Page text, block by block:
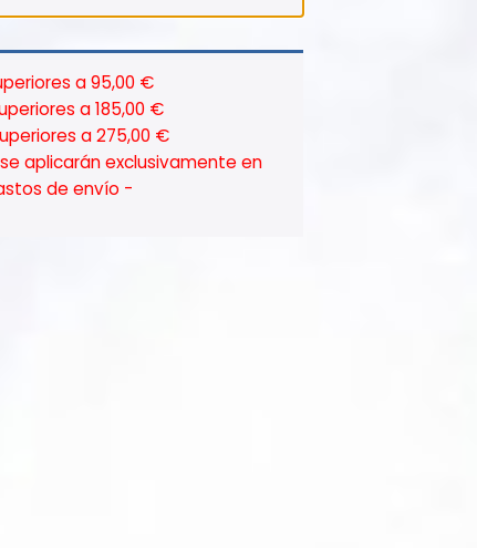
a 95,00 €
a 185,00 €
a 275,00 €
aplicarán exclusivamente en
de envío -